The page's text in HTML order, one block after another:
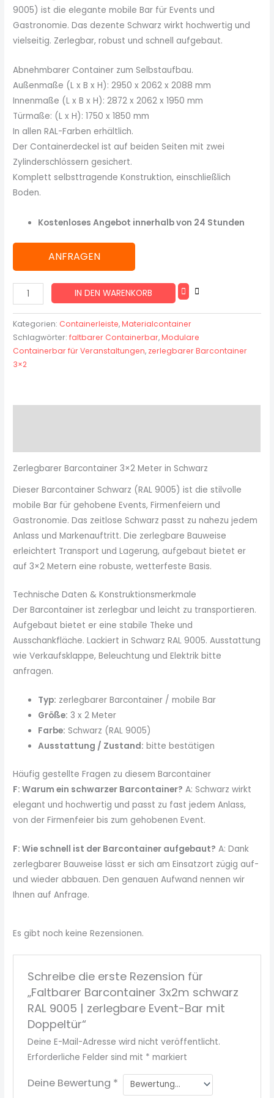
9005) ist die elegante mobile Bar für Events und
Gastronomie. Das dezente Schwarz wirkt hochwertig und
vielseitig. Zerlegbar, robust und schnell aufgebaut.
Abnehmbarer Container zum Selbstaufbau.
Außenmaße (L x B x H): 2950 x 2062 x 2088 mm
Innenmaße (L x B x H): 2872 x 2062 x 1950 mm
Türmaße: (L x H): 1750 x 1850 mm
In allen RAL-Farben erhältlich.
Der Containerdeckel ist auf beiden Seiten mit zwei
Zylinderschlössern gesichert.
Komplett selbsttragende Konstruktion, einschließlich
Boden.
Kostenloses Angebot innerhalb von 24 Stunden
ANFRAGEN
IN DEN WARENKORB
Kategorien: Containerleiste,Materialcontainer
Schlagwörter:faltbarer Containerbar,Modulare
Containerbar für Veranstaltungen, zerlegbarer Barcontainer
3×2
Zerlegbarer Barcontainer 3×2 Meter in Schwarz
Dieser Barcontainer Schwarz (RAL 9005) ist die stilvolle
mobile Bar für gehobene Events, Firmenfeiern und
Gastronomie. Das zeitlose Schwarz passt zu nahezu jedem
Anlass und Markenauftritt. Die zerlegbare Bauweise
erleichtert Transport und Lagerung, aufgebaut bietet er
auf 3×2 Metern eine robuste, wetterfeste Basis.
Technische Daten & Konstruktionsmerkmale
Der Barcontainer ist zerlegbar und leicht zu transportieren.
Aufgebaut bietet er eine stabile Theke und
Ausschankfläche. Lackiert in Schwarz RAL 9005. Ausstattung
wie Verkaufsklappe, Beleuchtung und Elektrik bitte
anfragen.
Typ: zerlegbarer Barcontainer / mobile Bar
Größe: 3 x 2 Meter
Farbe: Schwarz (RAL 9005)
Ausstattung / Zustand: bitte bestätigen
Häufig gestellte Fragen zu diesem Barcontainer
F: Warum ein schwarzer Barcontainer? A: Schwarz wirkt
elegant und hochwertig und passt zu fast jedem Anlass,
von der Firmenfeier bis zum gehobenen Event.
F: Wie schnell ist der Barcontainer aufgebaut? A: Dank
zerlegbarer Bauweise lässt er sich am Einsatzort zügig auf-
und wieder abbauen. Den genauen Aufwand nennen wir
Ihnen auf Anfrage.
Es gibt noch keine Rezensionen.
Schreibe die erste Rezension für
„Faltbarer Barcontainer 3x2m schwarz
RAL 9005 | zerlegbare Event-Bar mit
Doppeltür“
Deine E-Mail-Adresse wird nicht veröffentlicht.
Erforderliche Felder sind mit * markiert
Deine Bewertung *